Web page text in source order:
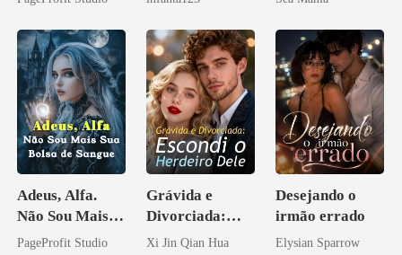
da Híbrida
Adeus, Alfa.
Não Sou Mais
Sua Bolsa de
PageProfit Studio
Grávida e
Divorciada:
Escondi o
Xi Jin Qian Hua
Desejando o
irmão errado
Elysian Sparrow